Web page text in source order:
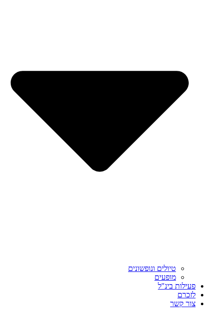
טיולים ונופשונים
מופעים
פעילות בינ"ל
לזכרם
צור קשר